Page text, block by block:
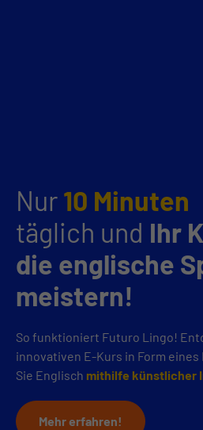
Nur10 Minuten
täglich und Ihr
die englische
meistern!
So funktioniert Futuro Lingo!
innovativen E-Kurs in Form
Sie Englisch mithilfe künstlicher
Mehr erfahren!